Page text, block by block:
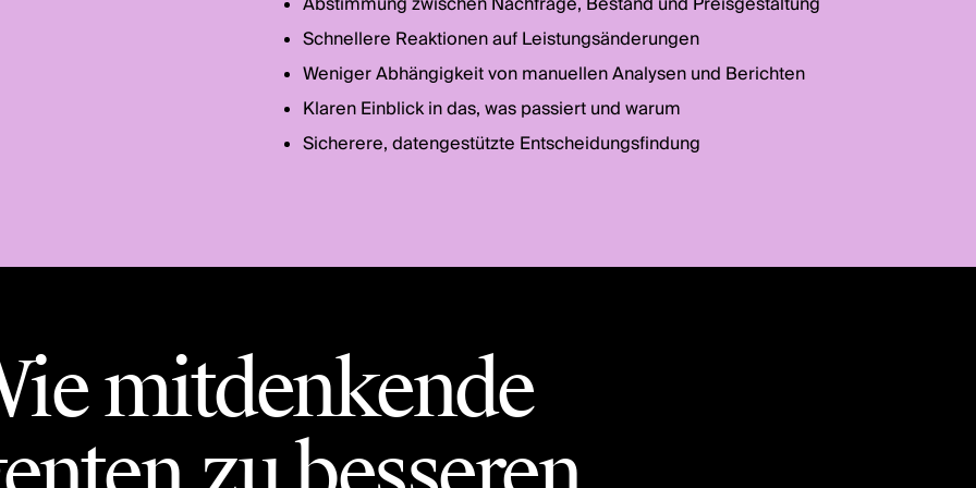
Schnellere Reaktionen auf Leistungsänderungen
Weniger Abhängigkeit von manuellen Analysen und Berichten
Klaren Einblick in das, was passiert und warum
Sicherere, datengestützte Entscheidungsfindung
mitdenkende